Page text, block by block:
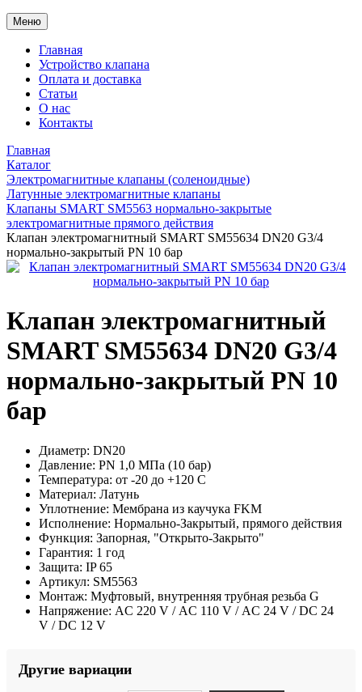
Меню
Главная
Устройство клапана
Оплата и доставка
Статьи
О нас
Контакты
Главная
Каталог
Электромагнитные клапаны (соленоидные)
Латунные электромагнитные клапаны
Клапаны SMART SM5563 нормально-закрытые
электромагнитные прямого действия
Клапан электромагнитный SMART SM55634 DN20 G3/4
нормально-закрытый PN 10 бар
Клапан электромагнитный
SMART SM55634 DN20 G3/4
нормально-закрытый PN 10
бар
Диаметр: DN20
Давление: PN 1,0 МПа (10 бар)
Температура: от -20 до +120 С
Материал: Латунь
Уплотнение: Мембрана из каучука FKM
Исполнение: Нормально-Закрытый, прямого действия
Функция: Запорная, "Открыто-Закрыто"
Гарантия: 1 год
Защита: IP 65
Артикул: SM5563
Монтаж: Муфтовый, внутренняя трубная резьба G
Напряжение: AC 220 V / AC 110 V / AC 24 V / DC 24
V / DC 12 V
Другие вариации